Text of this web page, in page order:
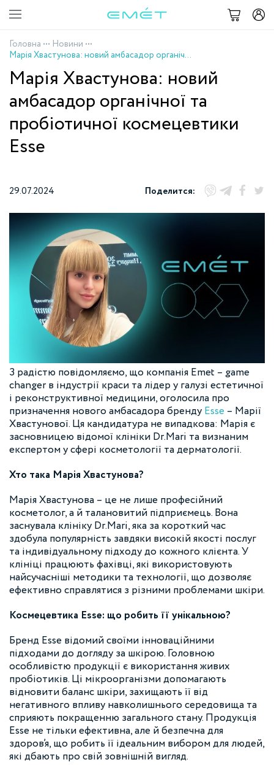
Головна ••• Новини •••
Марія Хвастунова: новий амбасадор органічної та пробіотичної космецевтики Esse
Марія Хвастунова: новий
амбасадор органічної та
пробіотичної космецевтики
Esse
29.07.2024 Поделится:
З радістю повідомляємо, що компанія Emet – game
changer в індустрії краси та лідер у галузі естетичної
і реконструктивної медицини, оголосила про
призначення нового амбасадора бренду Esse – Марії
Хвастунової. Ця кандидатура не випадкова: Марія є
засновницею відомої клініки Dr.Mari та визнаним
експертом у сфері косметології та дерматології.
Хто така Марія Хвастунова?
Марія Хвастунова – це не лише професійний
косметолог, а й талановитий підприємець. Вона
заснувала клініку Dr.Mari, яка за короткий час
здобула популярність завдяки високій якості послуг
та індивідуальному підходу до кожного клієнта. У
клініці працюють фахівці, які використовують
найсучасніші методики та технології, що дозволяє
ефективно справлятися з різними проблемами шкіри.
Космецевтика Esse: що робить її унікальною?
Бренд Esse відомий своїми інноваційними
підходами до догляду за шкірою. Головною
особливістю продукції є використання живих
пробіотиків. Ці мікроорганізми допомагають
відновити баланс шкіри, захищають її від
негативного впливу навколишнього середовища та
сприяють покращенню загального стану. Продукція
Esse не тільки ефективна, але й безпечна для
здоров’я, що робить її ідеальним вибором для людей,
які дбають про свій зовнішній вигляд.